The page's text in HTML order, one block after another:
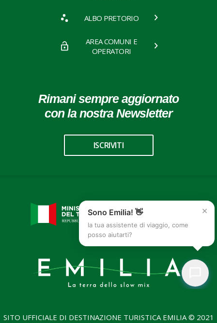
ALBO PRETORIO
AREA COMUNI E
OPERATORI
Rimani sempre aggiornato
con la nostra Newsletter
ISCRIVITI
SITO UFFICIALE DI DESTINAZIONE TURISTICA EMILIA © 2021
×
Sono Emilia! 👋
la tua assistente di viaggio, come
posso aiutarti?